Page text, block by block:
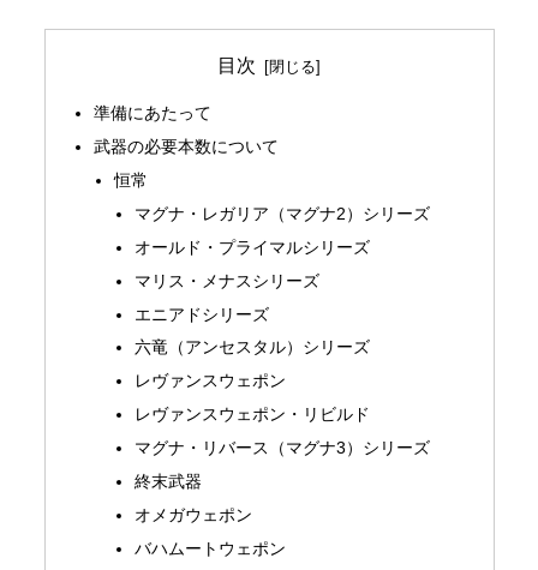
目次
準備にあたって
武器の必要本数について
恒常
マグナ・レガリア（マグナ2）シリーズ
オールド・プライマルシリーズ
マリス・メナスシリーズ
エニアドシリーズ
六竜（アンセスタル）シリーズ
レヴァンスウェポン
レヴァンスウェポン・リビルド
マグナ・リバース（マグナ3）シリーズ
終末武器
オメガウェポン
バハムートウェポン